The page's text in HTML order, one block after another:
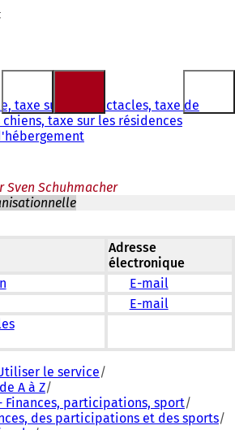
taxe sur les spectacles, taxe de
chiens, taxe sur les résidences
Sven Schuhmacher
Adresse
électronique
E-mail
E-mail
le service
A à Z
Finances, participations, sport
des participations et des sports